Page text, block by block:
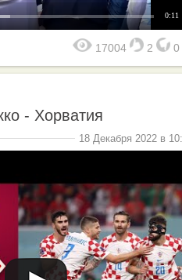
0:11
17004 2 0
- Хорватия
18 Декабря 2022 в